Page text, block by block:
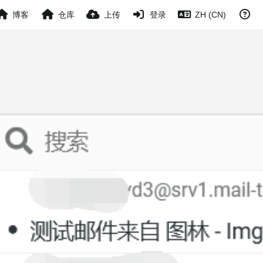
博客 仓库 上传 登录 ZH (CN)